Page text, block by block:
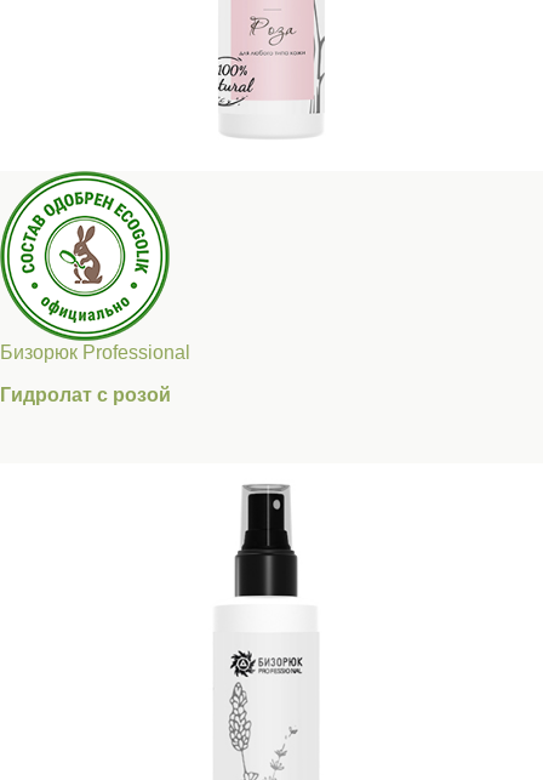
Бизорюк Professional
Гидролат с розой